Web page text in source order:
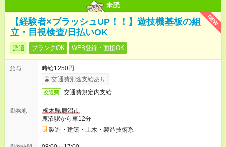
未読
NEW
【経験者×ブラッシュUP！！】遊技機基板の組
立・目視検査/日払いOK
派遣 ブランクOK WEB登録・面接OK
給与
時給1250円
交通費別途支給あり
交通費 交通費規定内支給
勤務地
栃木県鹿沼市
鹿沼駅から車12分
製造・建築・土木・製造技術系